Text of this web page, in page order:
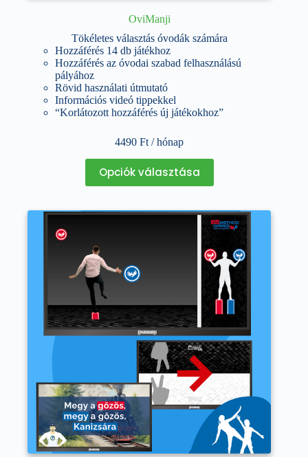
OviManji
Tökéletes választás óvodák számára
Hozzáférés 14 db játékhoz
Hozzáférés az óvodai szabad felhasználású
pályához
Rövid használati útmutató
Információs videó tippekkel
“Korlátozott hozzáférés új játékokhoz”
4490Ft / hónap
Opciók választása
Ennek
a
terméknek
variációja